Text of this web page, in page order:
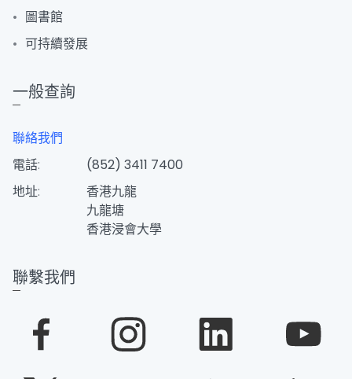
圖書館
可持續發展
一般查詢
聯絡我們
電話:
(852) 3411 7400
地址:
香港九龍
九龍塘
香港浸會大學
聯繫我們